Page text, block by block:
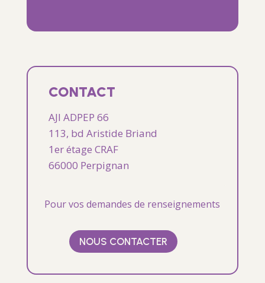
CONTACT
AJI ADPEP 66
113, bd Aristide Briand
1er étage CRAF
66000 Perpignan
Pour vos demandes de renseignements
NOUS CONTACTER